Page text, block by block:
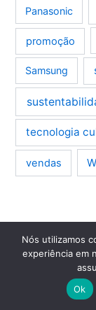
Panasonic
promoção
Samsung
tecnologia
vendas
Seu
Encontre
Nós utilizamos
experiência em
Ok